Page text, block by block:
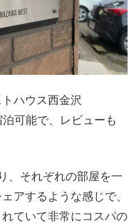
トハウス西金沢
可能で、レビューも
、それぞれの部屋を一
アするような感じで、
ていて非常にコスパの